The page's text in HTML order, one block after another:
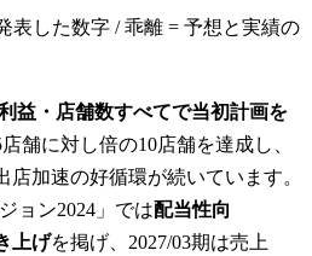
表した数字 / 乖離 = 予想と実績の
益・店舗数すべてで当初計画を
舗に対し倍の10店舗を達成し、
店加速の好循環が続いています。
ョン2024」では配当性向
上げを掲げ、2027/03期は売上